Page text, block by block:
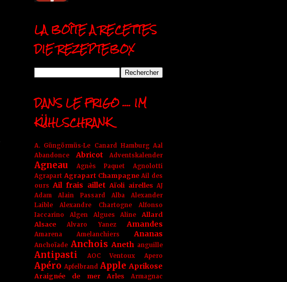
LA BOÎTE A RECETTES
DIE REZEPTEBOX
DANS LE FRIGO .... IM
KÜHLSCHRANK
A. Güngörmüs-Le Canard Hamburg Aal
Abandonce
Abricot Adventskalender
Agneau Agnès Paquet
Agnolotti
Agrapart Agrapart Champagne Ail des
ours Ail frais aillet Aïoli airelles AJ
Adam
Alain Passard Alba
Alexander
Laible
Alexandre Chartogne
Alfonso
Iaccarino
Algen Algues Aline
Allard
Alsace
Alvaro Yanez Amandes
Amarena Amelanchiers Ananas
Anchoïade Anchois Aneth anguille
Antipasti AOC Ventoux Apero
Apéro Apfelbrand Apple Aprikose
Araignée de mer Arles
Armagnac